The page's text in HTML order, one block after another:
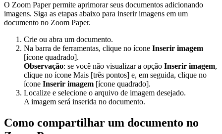
O Zoom Paper permite aprimorar seus documentos adicionando
imagens. Siga as etapas abaixo para inserir imagens em um
documento no Zoom Paper.
Crie ou abra um documento.
Na barra de ferramentas, clique no ícone Inserir imagem
[ícone quadrado].
Observação: se você não visualizar a opção Inserir imagem,
clique no ícone Mais [três pontos] e, em seguida, clique no
ícone Inserir imagem [ícone quadrado].
Localize e selecione o arquivo de imagem desejado.
A imagem será inserida no documento.
Como compartilhar um documento no